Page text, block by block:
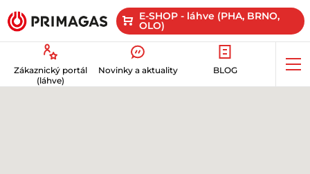
E-SHOP - láhve (PHA, BRNO,
OLO)
Zákaznický portál
(láhve)
Novinky a aktuality BLOG